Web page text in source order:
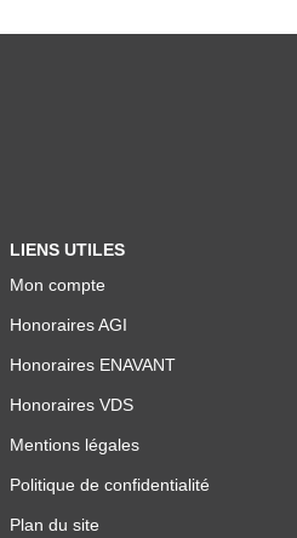
LIENS UTILES
Mon compte
Honoraires AGI
Honoraires ENAVANT
Honoraires VDS
Mentions légales
Politique de confidentialité
Plan du site